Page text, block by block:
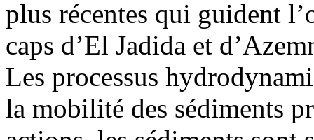
plus récentes qui guident
caps d’El Jadida et
Les processus
la mobilité des sédiments